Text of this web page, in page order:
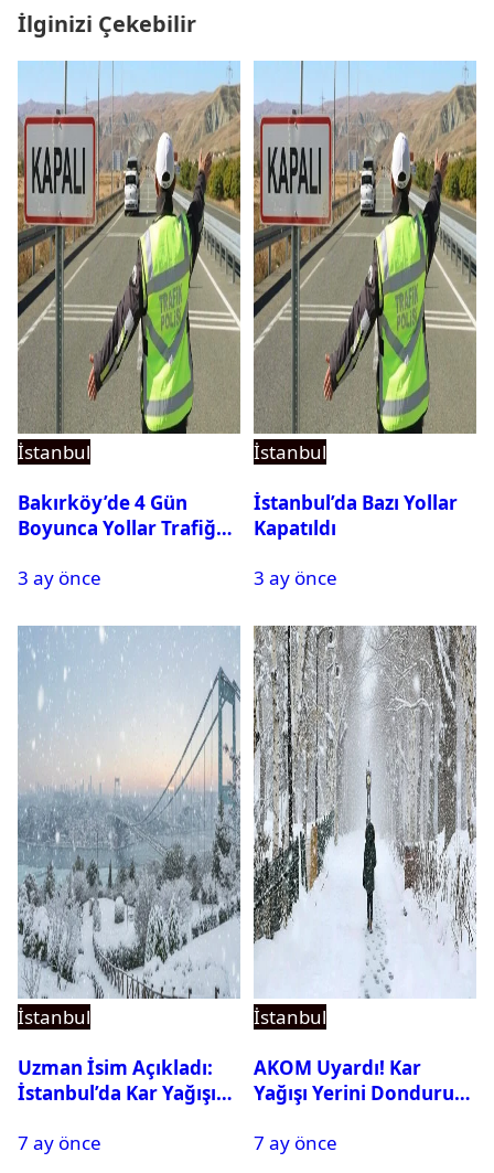
İlginizi Çekebilir
İstanbul
Bakırköy’de 4 Gün
Boyunca Yollar Trafiğe
3 ay önce
İstanbul
İstanbul’da Bazı Yollar
Kapatıldı
3 ay önce
İstanbul
Uzman İsim Açıkladı:
İstanbul’da Kar Yağışı
7 ay önce
İstanbul
AKOM Uyardı! Kar
Yağışı Yerini Dondurucu
7 ay önce